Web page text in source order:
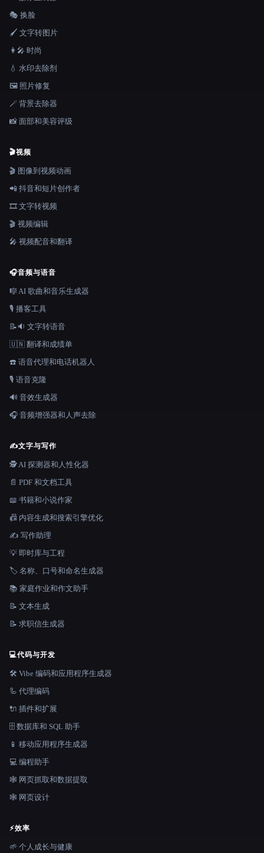
🎭 换脸
🖌️ 文字转图片
👩‍🎤 时尚
💧 水印去除剂
🖼️ 照片修复
🪄 背景去除器
📸 面部和美容评级
🎬视频
🎬 图像到视频动画
📲 抖音和短片创作者
🎞️ 文字转视频
🎬 视频编辑
🎤 视频配音和翻译
🎧音频与语音
🎼 AI 歌曲和音乐生成器
🎙️ 播客工具
📝🔉 文字转语音
🇺🇳 翻译和成绩单
☎️ 语音代理和电话机器人
🎙️ 语音克隆
🔊 音效生成器
🎧 音频增强器和人声去除
✍️文字与写作
🕵️ AI 探测器和人性化器
📄 PDF 和文档工具
📖 书籍和小说作家
📠 内容生成和搜索引擎优化
✍️ 写作助理
💡 即时库与工程
🏷️ 名称、口号和命名生成器
📚 家庭作业和作文助手
📝 文本生成
📝 求职信生成器
💻代码与开发
🛠️ Vibe 编码和应用程序生成器
🦾 代理编码
🔌 插件和扩展
🗄️ 数据库和 SQL 助手
📱 移动应用程序生成器
💻 编程助手
🕸️ 网页抓取和数据提取
🕸 网页设计
⚡效率
🌱 个人成长与健康